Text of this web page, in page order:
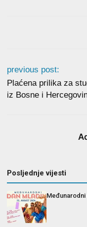
previous post:
Plaćena prilika za
iz Bosne i
Posljednje vijesti
Međunarodni